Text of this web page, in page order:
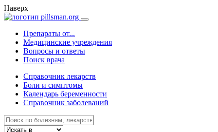
Наверх
Препараты от...
Медицинские учреждения
Вопросы и ответы
Поиск врача
Справочник лекарств
Боли и симптомы
Календарь беременности
Справочник заболеваний